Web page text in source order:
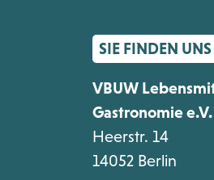
SIE FINDEN
VBUW
Gastronomie e.V.
Heerstr. 14
14052 Berlin